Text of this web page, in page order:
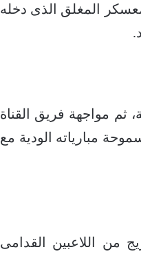
ودية خلال المعسكر المغلق الذى دخله
ثم مواجهة فريق القناة
مبارياته الودية مع
اللاعبين القدامى